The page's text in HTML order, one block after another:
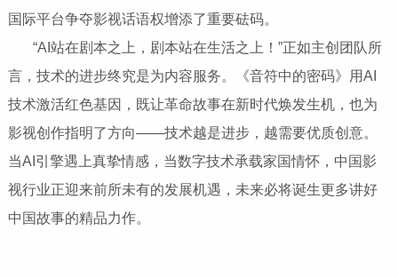
国际平台争夺影视话语权增添了重要砝码。
“AI站在剧本之上，剧本站在生活之上！”正如主创团队所
言，技术的进步终究是为内容服务。《音符中的密码》用AI
技术激活红色基因，既让革命故事在新时代焕发生机，也为
影视创作指明了方向——技术越是进步，越需要优质创意。
当AI引擎遇上真挚情感，当数字技术承载家国情怀，中国影
视行业正迎来前所未有的发展机遇，未来必将诞生更多讲好
中国故事的精品力作。